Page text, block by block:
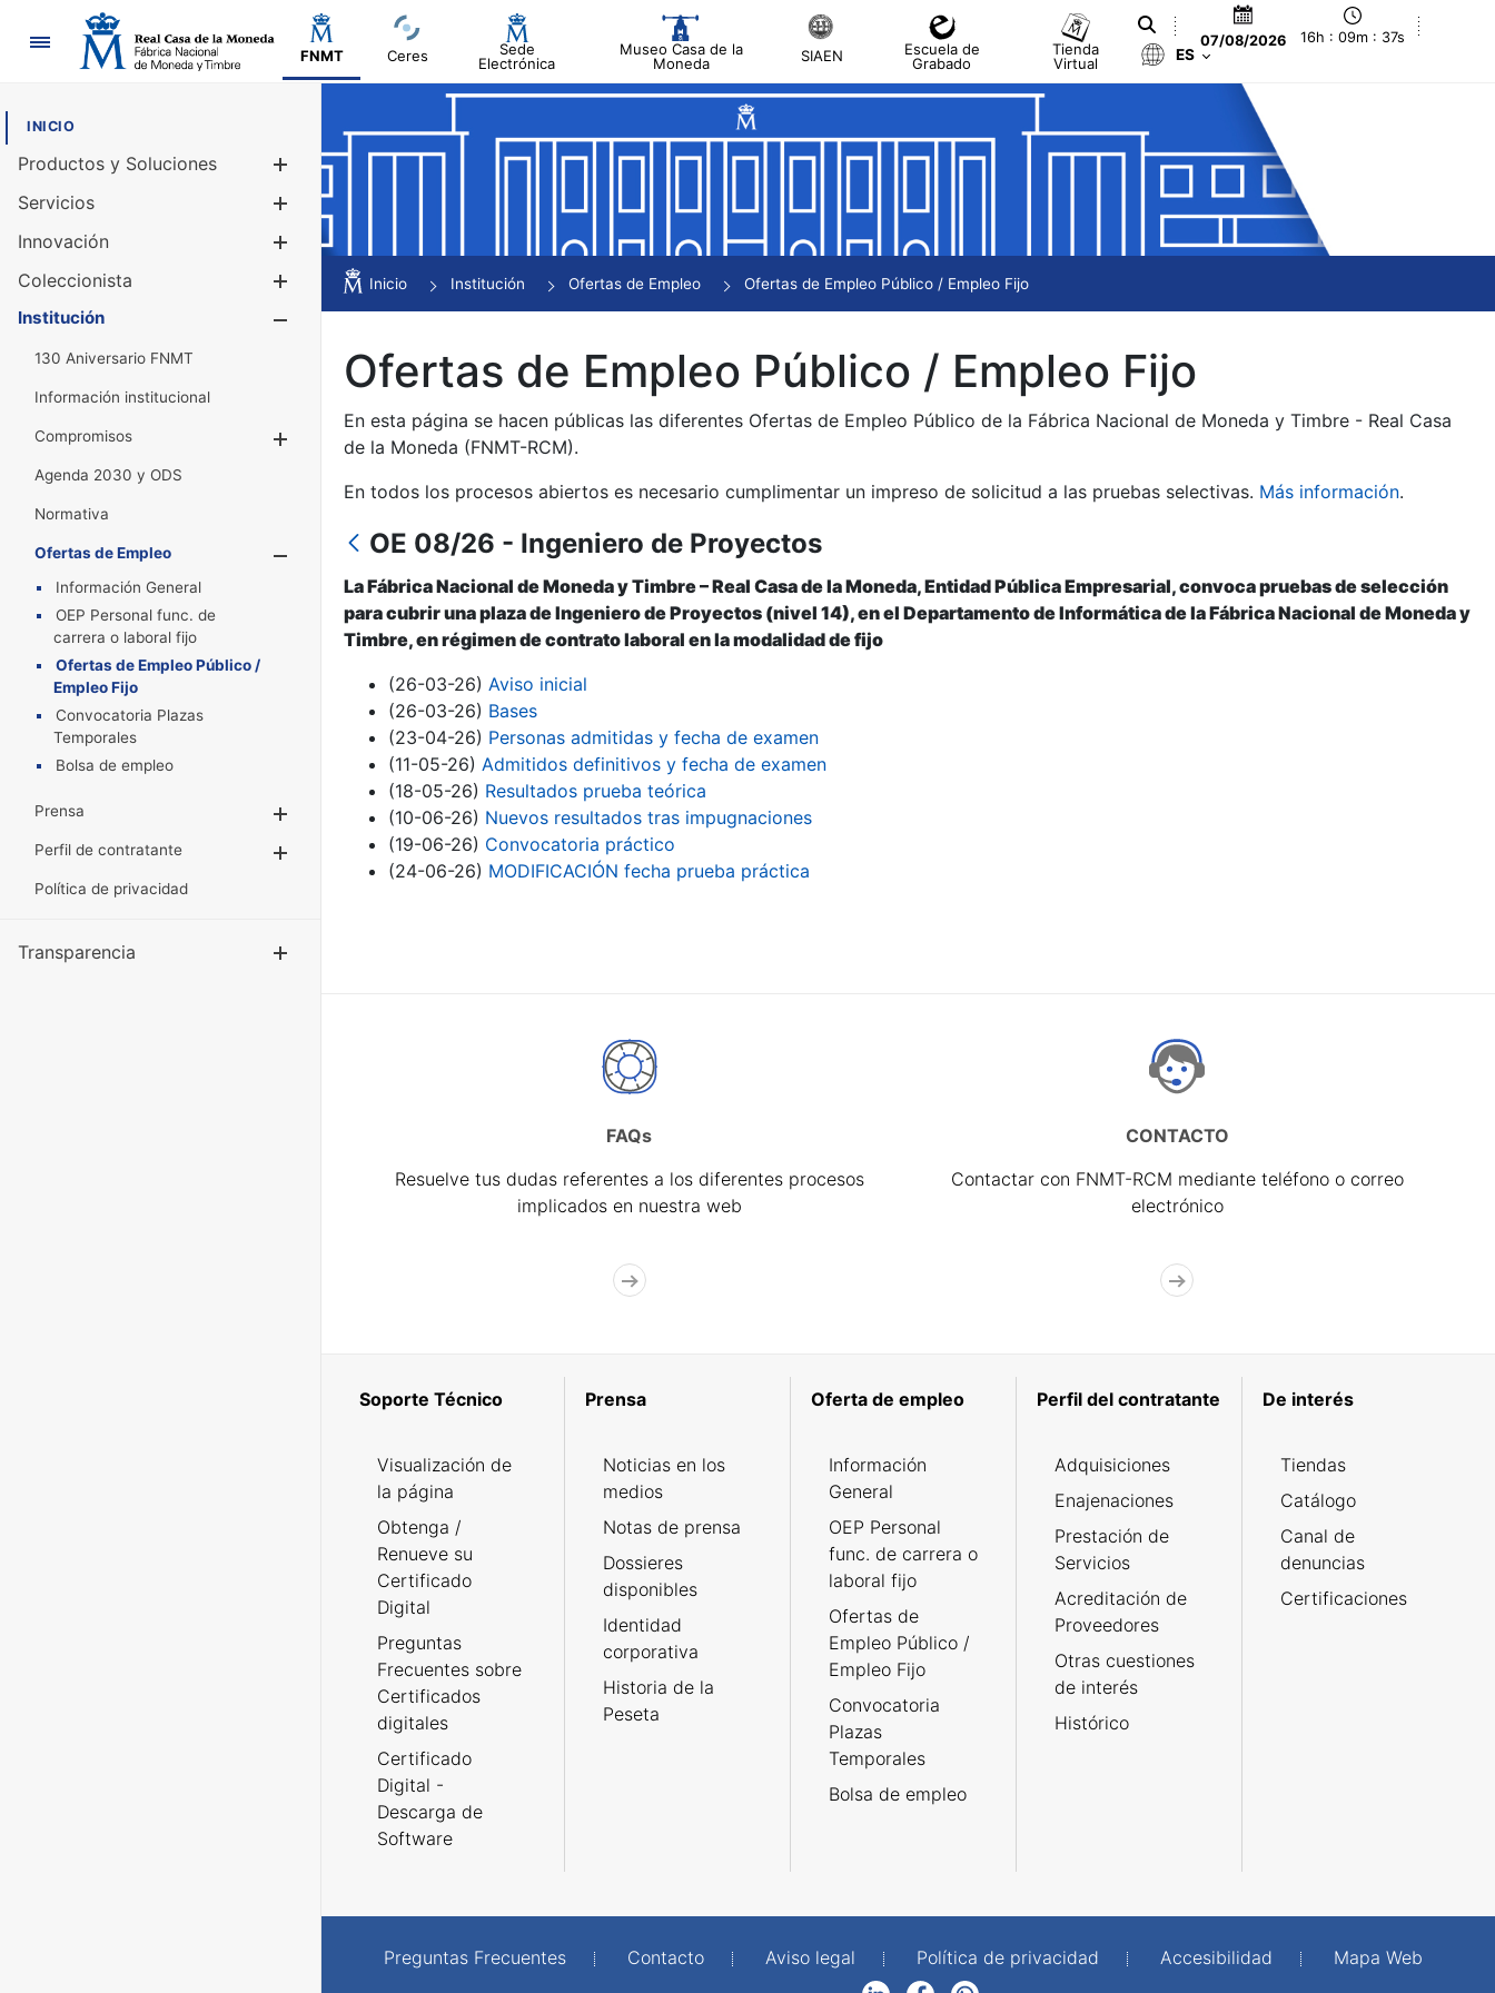
Navegación
FNMT Ceres
Sede
Electrónica
Museo Casa de la
Moneda
SIAEN
Escuela de
Grabado
Tienda
Virtual
07/08/2026 16h : 09m : 37s
ES
INICIO
Productos y Soluciones
Mostrar/Ocultar
Servicios
Innovación
Coleccionista
Mostrar/Ocultar
Institución
130 Aniversario FNMT
Información institucional
Compromisos
Mostrar/Ocultar
Agenda 2030 y ODS
Normativa
Ofertas de Empleo
Mostrar/Ocultar
Información General
OEP Personal func. de
carrera o laboral fijo
Ofertas de Empleo Público /
Empleo Fijo
Convocatoria Plazas
Temporales
Bolsa de empleo
Prensa
Mostrar/Ocultar
Perfil de contratante
Mostrar/Ocultar
Política de privacidad
Transparencia
Inicio Institución Ofertas de Empleo Ofertas de Empleo Público / Empleo Fijo
Ofertas de Empleo Público / Empleo Fijo
En esta página se hacen públicas las diferentes Ofertas de Empleo Público de la Fábrica Nacional de Moneda y Timbre - Real Casa
de la Moneda (FNMT-RCM).
En todos los procesos abiertos es necesario cumplimentar un impreso de solicitud a las pruebas selectivas. Más información.
OE 08/26 - Ingeniero de Proyectos
La Fábrica Nacional de Moneda y Timbre – Real Casa de la Moneda, Entidad Pública Empresarial, convoca pruebas de selección
para cubrir una plaza de Ingeniero de Proyectos (nivel 14), en el Departamento de Informática de la Fábrica Nacional de Moneda y
Timbre, en régimen de contrato laboral en la modalidad de fijo
(26-03-26) Aviso inicial
(26-03-26) Bases
(23-04-26) Personas admitidas y fecha de examen
(11-05-26) Admitidos definitivos y fecha de examen
(18-05-26) Resultados prueba teórica
(10-06-26) Nuevos resultados tras impugnaciones
(19-06-26) Convocatoria práctico
(24-06-26) MODIFICACIÓN fecha prueba práctica
FAQs
Resuelve tus dudas referentes a los diferentes procesos
implicados en nuestra web
CONTACTO
Contactar con FNMT-RCM mediante teléfono o correo
electrónico
Soporte Técnico
Visualización de
la página
Obtenga /
Renueve su
Certificado
Digital
Preguntas
Frecuentes sobre
Certificados
digitales
Certificado
Digital -
Descarga de
Software
Prensa
Noticias en los
medios
Notas de prensa
Dossieres
disponibles
Identidad
corporativa
Historia de la
Peseta
Oferta de empleo
Información
General
OEP Personal
func. de carrera o
laboral fijo
Ofertas de
Empleo Público /
Empleo Fijo
Convocatoria
Plazas
Temporales
Bolsa de empleo
Perfil del contratante
Adquisiciones
Enajenaciones
Prestación de
Servicios
Acreditación de
Proveedores
Otras cuestiones
de interés
Histórico
De interés
Tiendas
Catálogo
Canal de
denuncias
Certificaciones
Preguntas Frecuentes Contacto Aviso legal Política de privacidad Accesibilidad
Mapa Web